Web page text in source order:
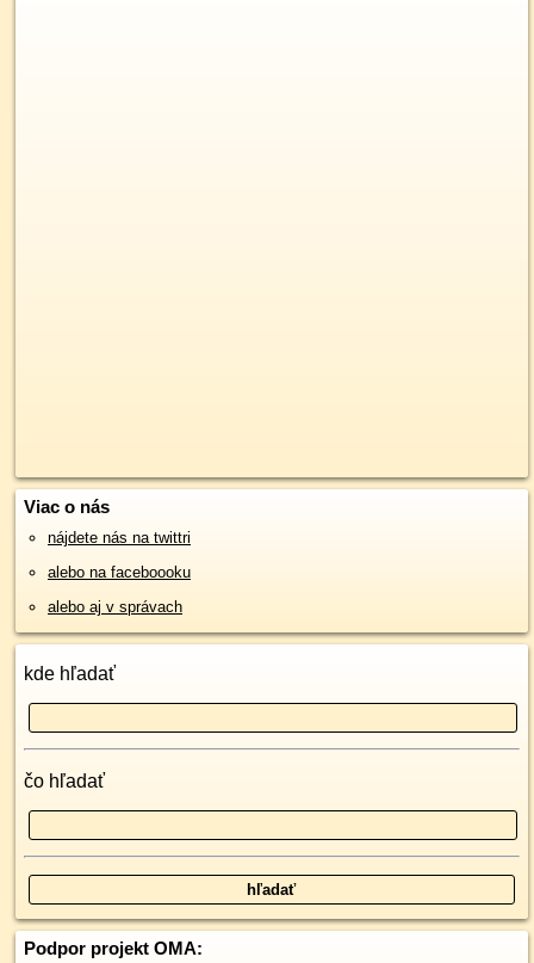
Viac o nás
nájdete nás na twittri
alebo na faceboooku
alebo aj v správach
kde hľadať
čo hľadať
Podpor projekt OMA: